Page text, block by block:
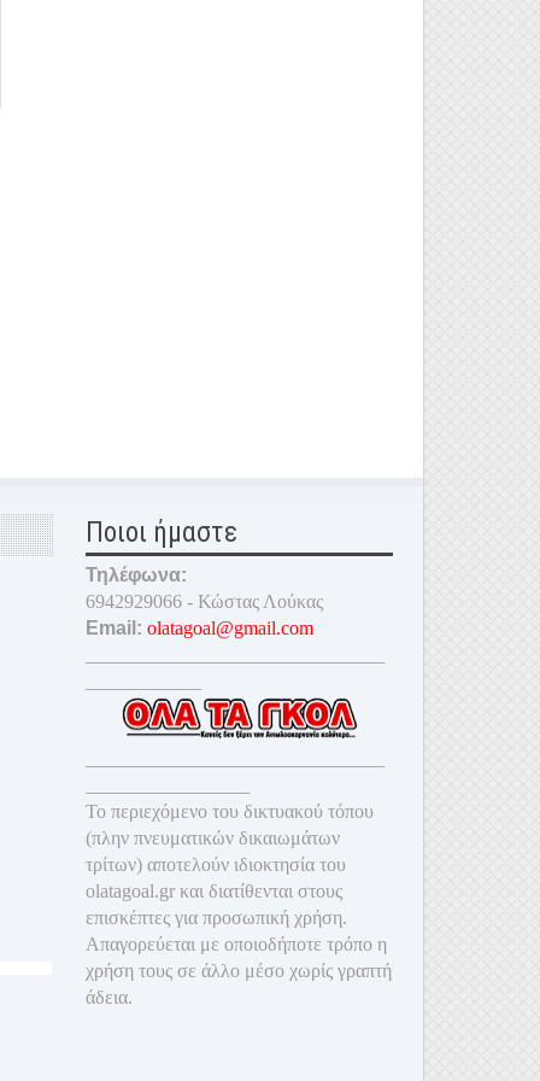
Ποιοι ήμαστε
Τηλέφωνα:
6942929066 - Κώστας Λούκας
Email: olatagoal@gmail.com
Το περιεχόμενο του δικτυακού τόπου
(πλην πνευματικών δικαιωμάτων
τρίτων) αποτελούν ιδιοκτησία του
olatagoal.gr και διατίθενται στους
επισκέπτες για προσωπική χρήση.
Απαγορεύεται με οποιοδήποτε τρόπο η
χρήση τους σε άλλο μέσο χωρίς γραπτή
άδεια.